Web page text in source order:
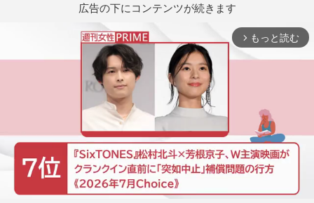
広告の下にコンテンツが続きます
arrow_forward_ios もっと読む